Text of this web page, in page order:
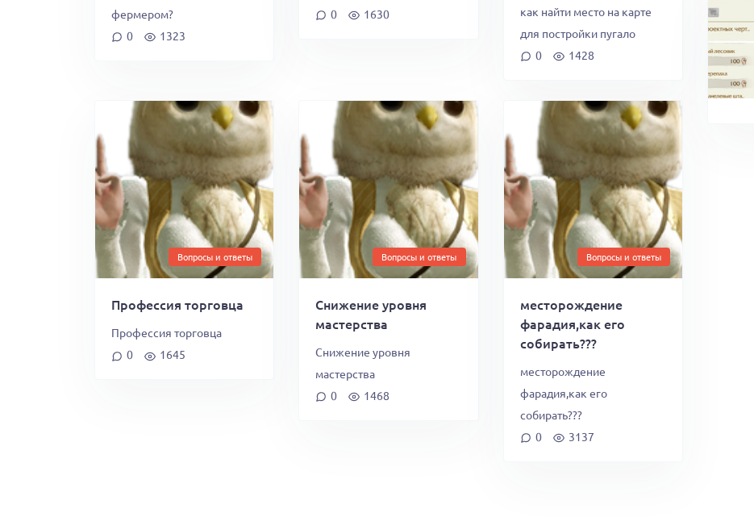
фермером?
0
1323
0
1630
как найти место на карте
для постройки пугало
0
1428
Вопросы и ответы
Профессия торговца
Профессия торговца
0
1645
Вопросы и ответы
Снижение уровня
мастерства
Снижение уровня
мастерства
0
1468
Вопросы и ответы
месторождение
фарадия,как его
собирать???
месторождение
фарадия,как его
собирать???
0
3137